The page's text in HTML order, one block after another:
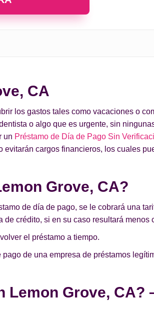
CA
los gastos tales como vacaciones o
o algo que es urgente, sin
un Préstamo de Día de Pago Sin
cargos financieros, los cuales
Grove, CA?
de día de pago, se le cobrará una
crédito, si en su caso resultará menos
el préstamo a tiempo.
de una empresa de préstamos
Lemon Grove, CA?